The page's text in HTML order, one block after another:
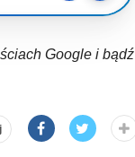
Google i bądź